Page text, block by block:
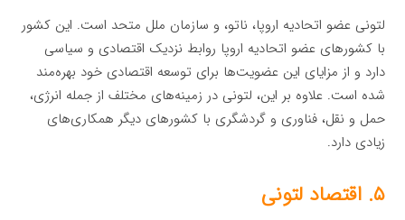
لتونی عضو اتحادیه اروپا، ناتو، و سازمان ملل متحد است. این کشور
با کشورهای عضو اتحادیه اروپا روابط نزدیک اقتصادی و سیاسی
دارد و از مزایای این عضویت‌ها برای توسعه اقتصادی خود بهره‌مند
شده است. علاوه بر این، لتونی در زمینه‌های مختلف از جمله انرژی،
حمل و نقل، فناوری و گردشگری با کشورهای دیگر همکاری‌های
زیادی دارد.
۵. اقتصاد لتونی